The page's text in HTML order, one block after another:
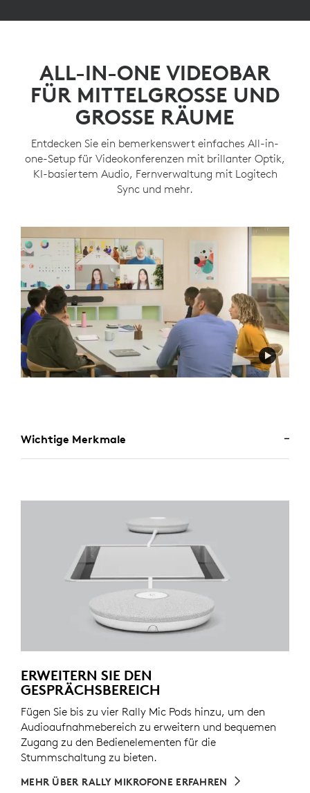
ALL-IN-ONE VIDEOBAR
FÜR MITTELGROSSE UND
GROSSE RÄUME
Entdecken Sie ein bemerkenswert einfaches All-in-
one-Setup für Videokonferenzen mit brillanter Optik,
KI-basiertem Audio, Fernverwaltung mit Logitech
Sync und mehr.
Wichtige Merkmale
ERWEITERN SIE DEN
GESPRÄCHSBEREICH
Fügen Sie bis zu vier Rally Mic Pods hinzu, um den
Audioaufnahmebereich zu erweitern und bequemen
Zugang zu den Bedienelementen für die
Stummschaltung zu bieten.
MEHR ÜBER RALLY MIKROFONE ERFAHREN